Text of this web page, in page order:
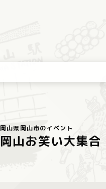
岡山県岡山市のイベント
岡山お笑い大集合